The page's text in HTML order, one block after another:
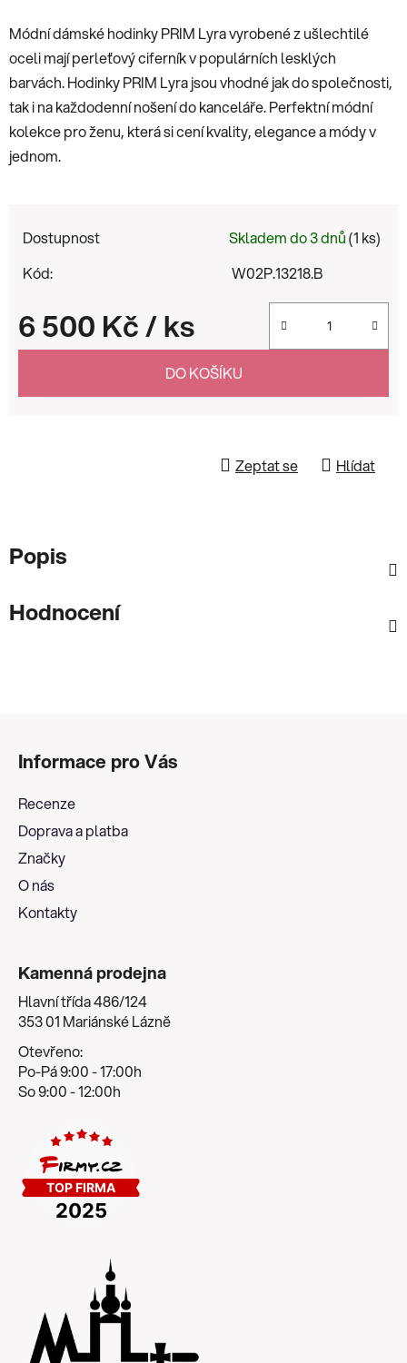
Módní dámské hodinky PRIM Lyra vyrobené z ušlechtilé
oceli mají perleťový ciferník v populárních lesklých
barvách. Hodinky PRIM Lyra jsou vhodné jak do společnosti,
tak i na každodenní nošení do kanceláře. Perfektní módní
kolekce pro ženu, která si cení kvality, elegance a módy v
jednom.
Dostupnost Skladem do 3 dnů(1 ks)
Kód:
W02P.13218.B
6 500 Kč/ ks
Měrná cena:
DO KOŠÍKU
Zeptat se Hlídat
Popis
Hodnocení
Informace pro Vás
Recenze
Doprava a platba
Značky
O nás
Kontakty
Kamenná prodejna
Hlavní třída 486/124
353 01 Mariánské Lázně
Otevřeno:
Po-Pá 9:00 - 17:00h
So 9:00 - 12:00h